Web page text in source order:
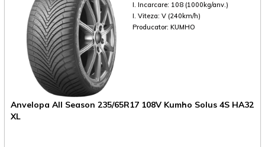
I. Incarcare: 108 (1000kg/anv.)
I. Viteza: V (240km/h)
Producator: KUMHO
Anvelopa All Season 235/65R17 108V Kumho Solus 4S HA32
XL